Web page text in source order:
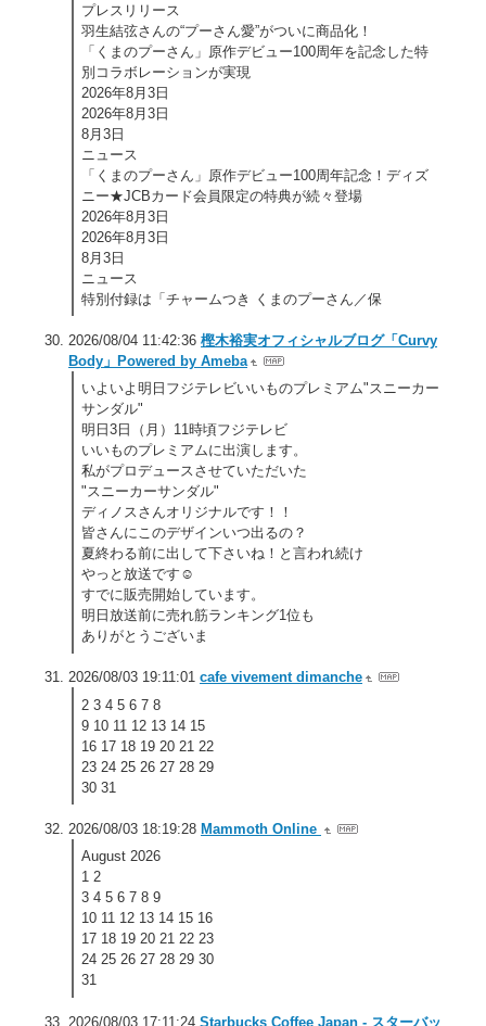
プレスリリース
羽生結弦さんの“プーさん愛”がついに商品化！
「くまのプーさん」原作デビュー100周年を記念した特
別コラボレーションが実現
2026年8月3日
2026年8月3日
8月3日
ニュース
「くまのプーさん」原作デビュー100周年記念！ディズ
ニー★JCBカード会員限定の特典が続々登場
2026年8月3日
2026年8月3日
8月3日
ニュース
特別付録は「チャームつき くまのプーさん／保
2026/08/04 11:42:36 樫木裕実オフィシャルブログ「Curvy
Body」Powered by Ameba
いよいよ明日フジテレビいいものプレミアム"スニーカー
サンダル"
明日3日（月）11時頃フジテレビ
いいものプレミアムに出演します。
私がプロデュースさせていただいた
"スニーカーサンダル"
ディノスさんオリジナルです！！
皆さんにこのデザインいつ出るの？
夏終わる前に出して下さいね！と言われ続け
やっと放送です☺️
すでに販売開始しています。
明日放送前に売れ筋ランキング1位も
ありがとうございま
2026/08/03 19:11:01 cafe vivement dimanche
2 3 4 5 6 7 8
9 10 11 12 13 14 15
16 17 18 19 20 21 22
23 24 25 26 27 28 29
30 31
2026/08/03 18:19:28 Mammoth Online
August 2026
1 2
3 4 5 6 7 8 9
10 11 12 13 14 15 16
17 18 19 20 21 22 23
24 25 26 27 28 29 30
31
2026/08/03 17:11:24 Starbucks Coffee Japan - スターバッ